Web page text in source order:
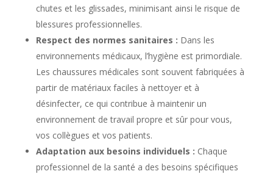
chutes et les glissades, minimisant ainsi le risque de
blessures professionnelles.
Respect des normes sanitaires : Dans les
environnements médicaux, l’hygiène est primordiale.
Les chaussures médicales sont souvent fabriquées à
partir de matériaux faciles à nettoyer et à
désinfecter, ce qui contribue à maintenir un
environnement de travail propre et sûr pour vous,
vos collègues et vos patients.
Adaptation aux besoins individuels : Chaque
professionnel de la santé a des besoins spécifiques